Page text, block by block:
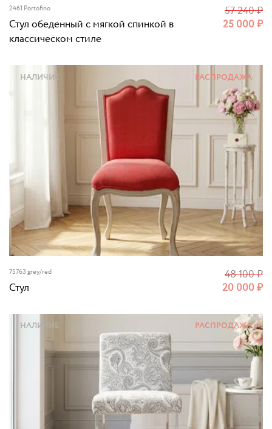
2461 Portofino
Стул обеденный с мягкой спинкой в
классическом стиле
25 000₽
57 240₽
75763 grey/red
Стул 20 000₽
48 100₽
РАСПРОДАЖА
НАЛИЧИЕ
РАСПРОДАЖА
НАЛИЧИЕ